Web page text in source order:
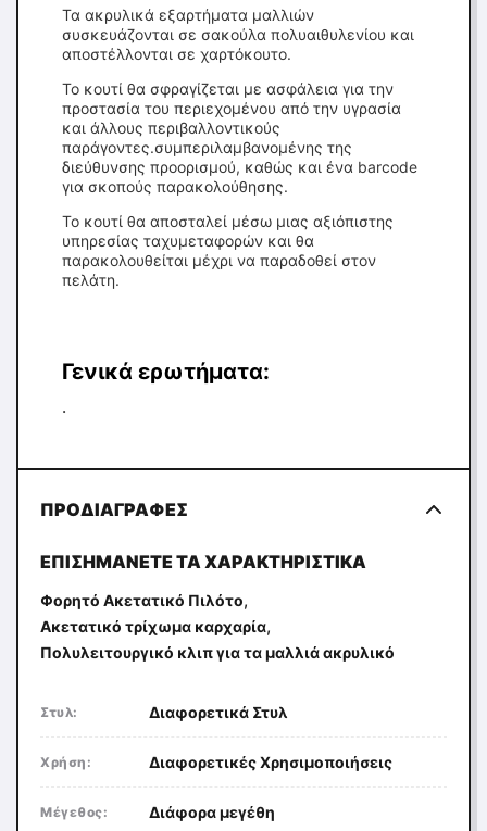
Τα ακρυλικά εξαρτήματα μαλλιών
συσκευάζονται σε σακούλα πολυαιθυλενίου και
αποστέλλονται σε χαρτόκουτο.
Το κουτί θα σφραγίζεται με ασφάλεια για την
προστασία του περιεχομένου από την υγρασία
και άλλους περιβαλλοντικούς
παράγοντες.συμπεριλαμβανομένης της
διεύθυνσης προορισμού, καθώς και ένα barcode
για σκοπούς παρακολούθησης.
Το κουτί θα αποσταλεί μέσω μιας αξιόπιστης
υπηρεσίας ταχυμεταφορών και θα
παρακολουθείται μέχρι να παραδοθεί στον
πελάτη.
Γενικά ερωτήματα:
.
ΠΡΟΔΙΑΓΡΑΦΈΣ
ΕΠΙΣΗΜΆΝΕΤΕ ΤΑ ΧΑΡΑΚΤΗΡΙΣΤΙΚΆ
Φορητό Ακετατικό Πιλότο,
Ακετατικό τρίχωμα καρχαρία,
Πολυλειτουργικό κλιπ για τα μαλλιά ακρυλικό
Στυλ: Διαφορετικά Στυλ
Χρήση: Διαφορετικές Χρησιμοποιήσεις
Μέγεθος: Διάφορα μεγέθη